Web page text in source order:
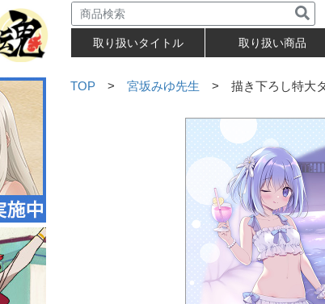
取り扱いタイトル 取り扱い商品
TOP > 宮坂みゆ先生 > 描き下ろし特大タ